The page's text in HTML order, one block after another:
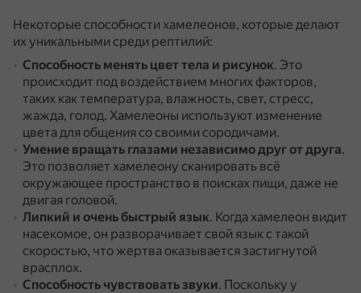
Некоторые способности хамелеонов, которые делают
их уникальными среди рептилий:
Способность менять цвет тела и рисунок. Это
происходит под воздействием многих факторов,
таких как температура, влажность, свет, стресс,
жажда, голод. Хамелеоны используют изменение
цвета для общения со своими сородичами.
Умение вращать глазами независимо друг от друга.
Это позволяет хамелеону сканировать всё
окружающее пространство в поисках пищи, даже не
двигая головой.
Липкий и очень быстрый язык. Когда хамелеон видит
насекомое, он разворачивает свой язык с такой
скоростью, что жертва оказывается застигнутой
врасплох.
Способность чувствовать звуки. Поскольку у